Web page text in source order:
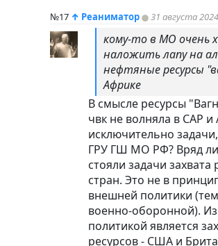
№17 ↑ Реаниматор 31 августа
кому-то в МО очень
наложить лапу на
нефтяные ресурсы
Африке
В смысле ресурсы
чвк не волняла в САР
исключительно
ГРУ ГШ МО РФ? Вряд
стояли задачи захвата
стран. Это не в
внешней политики
военно-оборонной).
политикой является
ресурсов - США и